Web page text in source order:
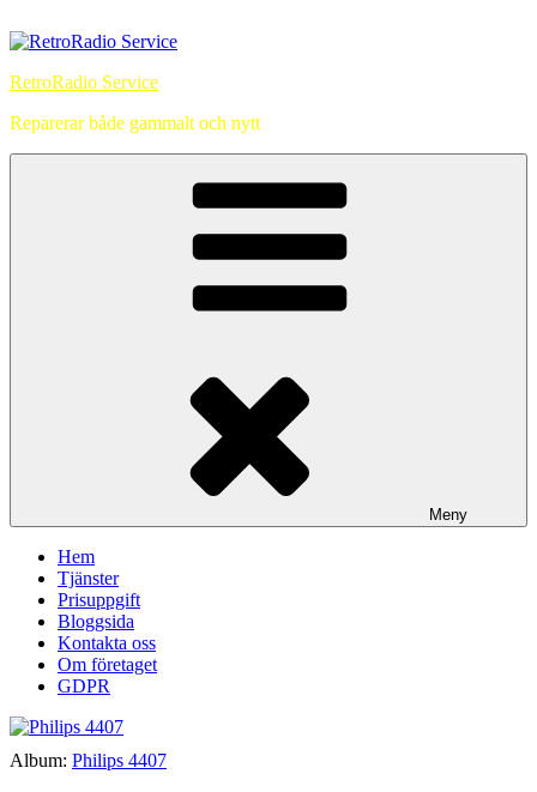
till
RetroRadio Service
Reparerar både gammalt och nytt
Meny
Hem
Tjänster
Prisuppgift
Bloggsida
Kontakta oss
Om företaget
GDPR
Album: Philips 4407